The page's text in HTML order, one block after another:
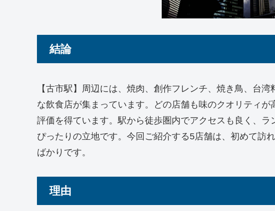
結論
【古市駅】周辺には、焼肉、創作フレンチ、焼き鳥、台
な飲食店が集まっています。どの店舗も味のクオリティ
評価を得ています。駅から徒歩圏内でアクセスも良く、
ぴったりの立地です。今回ご紹介する5店舗は、初めて訪
ばかりです。
理由